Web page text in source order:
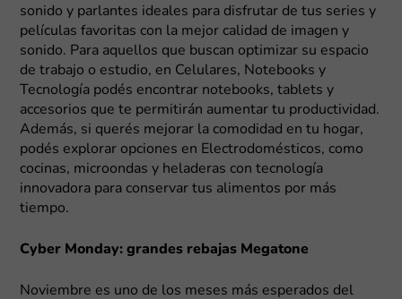
sonido y parlantes ideales para disfrutar de tus series y
películas favoritas con la mejor calidad de imagen y
sonido. Para aquellos que buscan optimizar su espacio
de trabajo o estudio, en Celulares, Notebooks y
Tecnología podés encontrar notebooks, tablets y
accesorios que te permitirán aumentar tu productividad.
Además, si querés mejorar la comodidad en tu hogar,
podés explorar opciones en Electrodomésticos, como
cocinas, microondas y heladeras con tecnología
innovadora para conservar tus alimentos por más
tiempo.
Cyber Monday: grandes rebajas Megatone
Noviembre es uno de los meses más esperados del